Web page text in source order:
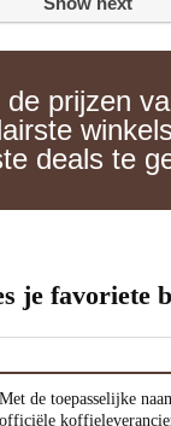
prijzen
deals te
je favoriete
Met de toepasselijke
officiële